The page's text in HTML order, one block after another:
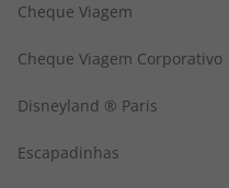
Cheque Viagem
Cheque Viagem Corporativo
Disneyland ® Paris
Escapadinhas